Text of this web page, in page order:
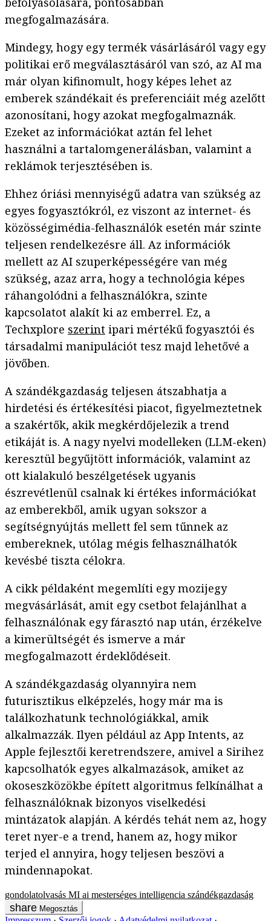
megfogalmazására.
Mindegy, hogy egy termék vásárlásáról vagy egy
politikai erő megválasztásáról van szó, az AI ma
már olyan kifinomult, hogy képes lehet az
emberek szándékait és preferenciáit még azelőtt
azonosítani, hogy azokat megfogalmaznák.
Ezeket az információkat aztán fel lehet
használni a tartalomgenerálásban, valamint a
reklámok terjesztésében is.
Ehhez óriási mennyiségű adatra van szükség az
egyes fogyasztókról, ez viszont az internet- és
közösségimédia-felhasználók esetén már szinte
teljesen rendelkezésre áll. Az információk
mellett az AI szuperképességére van még
szükség, azaz arra, hogy a technológia képes
ráhangolódni a felhasználókra, szinte
kapcsolatot alakít ki az emberrel. Ez, a
Techxplore szerint ipari mértékű fogyasztói és
társadalmi manipulációt tesz majd lehetővé a
jövőben.
A szándékgazdaság teljesen átszabhatja a
hirdetési és értékesítési piacot, figyelmeztetnek
a szakértők, akik megkérdőjelezik a trend
etikáját is. A nagy nyelvi modelleken (LLM-eken)
keresztül begyűjtött információk, valamint az
ott kialakuló beszélgetések ugyanis
észrevétlenül csalnak ki értékes információkat
az emberekből, amik ugyan sokszor a
segítségnyújtás mellett fel sem tűnnek az
embereknek, utólag mégis felhasználhatók
kevésbé tiszta célokra.
A cikk példaként megemlíti egy mozijegy
megvásárlását, amit egy csetbot felajánlhat a
felhasználónak egy fárasztó nap után, érzékelve
a kimerültségét és ismerve a már
megfogalmazott érdeklődéseit.
A szándékgazdaság olyannyira nem
futurisztikus elképzelés, hogy már ma is
találkozhatunk technológiákkal, amik
alkalmazzák. Ilyen például az App Intents, az
Apple fejlesztői keretrendszere, amivel a Sirihez
kapcsolhatók egyes alkalmazások, amiket az
okoseszközökbe épített algoritmus felkínálhat a
felhasználóknak bizonyos viselkedési
mintázatok alapján. A kérdés tehát nem az, hogy
teret nyer-e a trend, hanem az, hogy mikor
terjed el annyira, hogy teljesen beszövi a
mindennapokat.
gondolatolvasás MI ai mesterséges intelligencia szándékgazdaság
Megosztás